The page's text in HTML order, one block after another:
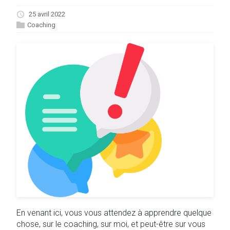
25 avril 2022
Coaching
En venant ici, vous vous attendez à apprendre quelque
chose, sur le coaching, sur moi, et peut-être sur vous